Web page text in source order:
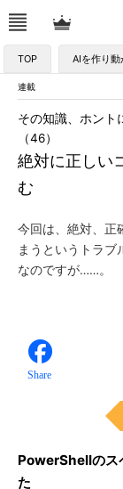
TOP AIを作り
連載
絶対に正しい
む
その知識、ホント
（46）
今回は、絶対、正
まうというトラブ
なのですが……。
Share
PowerShellのス
た